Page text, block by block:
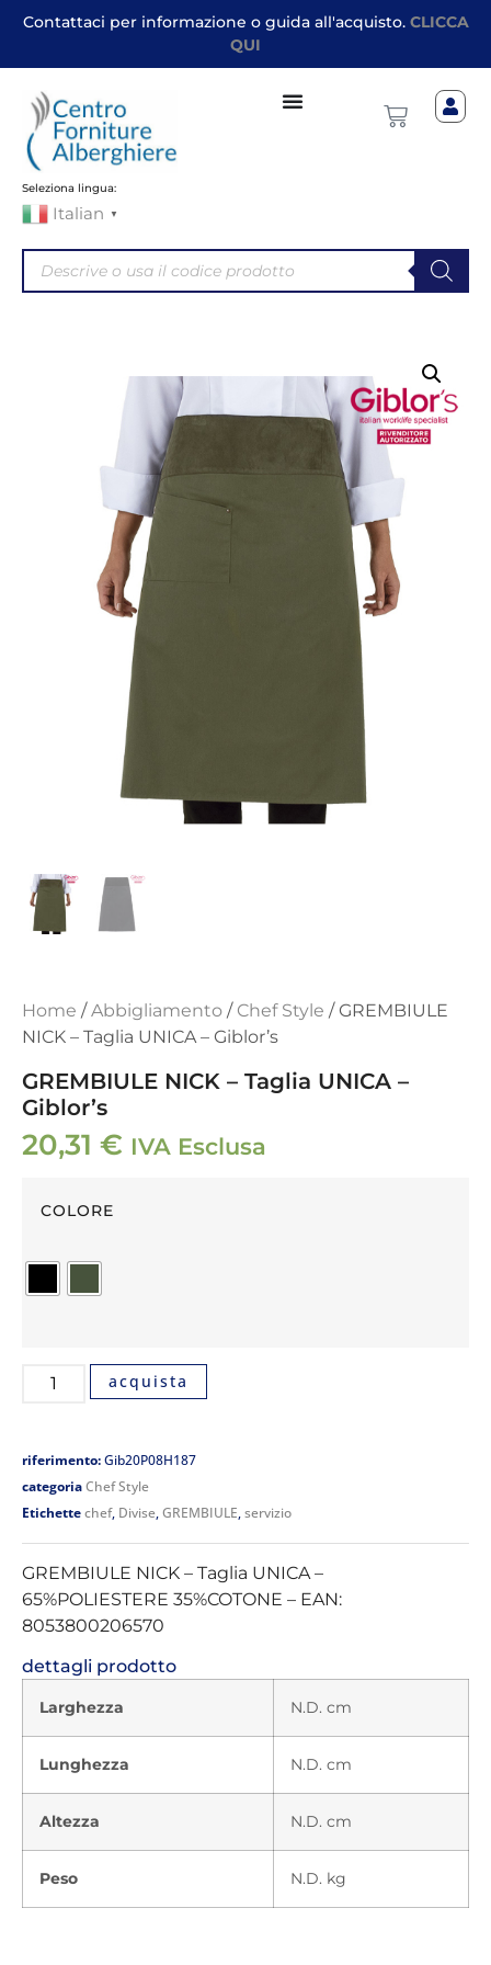
Contattaci per informazione o guida all'acquisto. CLICCA
QUI
Seleziona lingua:
Italian ▼
Home /Abbigliamento / Chef Style / GREMBIULE
NICK – Taglia UNICA – Giblor’s
GREMBIULE NICK – Taglia UNICA –
Giblor’s
20,31 € IVA Esclusa
COLORE
acquista
riferimento:Gib20P08H187
categoriaChef Style
Etichettechef, Divise,GREMBIULE,servizio
GREMBIULE NICK – Taglia UNICA –
65%POLIESTERE 35%COTONE – EAN:
8053800206570
dettagli prodotto
Larghezza N.D. cm
Lunghezza N.D. cm
Altezza N.D. cm
Peso N.D. kg